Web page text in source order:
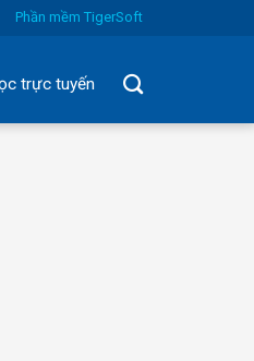
Phần mềm TigerSoft
trực tuyến